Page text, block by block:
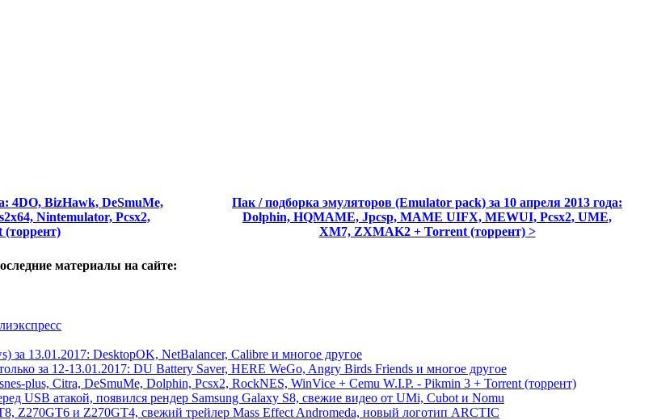
4DO, BizHawk, DeSmuMe,
Nintemulator, Pcsx2,
Пак / подборка эмуляторов (Emulator pack) за 10 апреля 2013 года:
Dolphin, HQMAME, Jpcsp, MAME UIFX, MEWUI, Pcsx2, UME,
XM7, ZXMAK2 + Torrent (торрент) >
материалы на сайте:
за 13.01.2017: DesktopOK, NetBalancer, Calibre и многое другое
за 12-13.01.2017: DU Battery Saver, HERE WeGo, Angry Birds Friends и многое другое
plus, Citra, DeSmuMe, Dolphin, Pcsx2, RockNES, WinVice + Cemu W.I.P. - Pikmin 3 + Torrent (торрент)
USB атакой, появился рендер Samsung Galaxy S8, свежие видео от UMi, Cubot и Nomu
Z270GT6 и Z270GT4, свежий трейлер Mass Effect Andromeda, новый логотип ARCTIC